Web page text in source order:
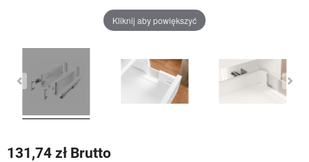
Kliknij aby powiększyć
131,74 zł Brutto